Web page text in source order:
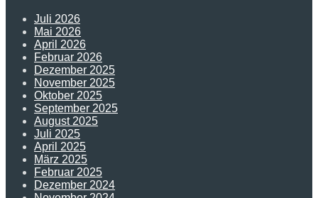
Juli 2026
Mai 2026
April 2026
Februar 2026
Dezember 2025
November 2025
Oktober 2025
September 2025
August 2025
Juli 2025
April 2025
März 2025
Februar 2025
Dezember 2024